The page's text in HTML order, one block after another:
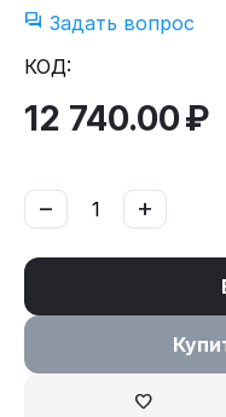
Задать вопрос
КОД:
12 740.00₽
+
−